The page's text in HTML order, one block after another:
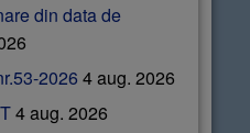
din data de
2026 4 aug. 2026
4 aug. 2026